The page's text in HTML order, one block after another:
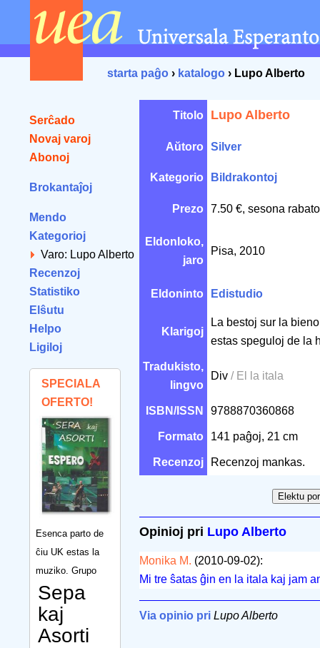
starta paĝo › katalogo › Lupo Alberto
Serĉado
Novaj varoj
Abonoj
Brokantaĵoj
Mendo
Kategorioj
Varo: Lupo Alberto
Recenzoj
Statistiko
Elŝutu
Helpo
Ligiloj
SPECIALA
OFERTO!
Esenca parto de
ĉiu UK estas la
muziko. Grupo
Sepa
kaj
Asorti
Titolo Lupo Alberto
Aŭtoro Silver
Kategorio Bildrakontoj
Prezo 7.50 €, sesona
Eldonloko,
jaro
Pisa, 2010
Eldoninto Edistudio
Klarigoj
La bestoj sur la
estas speguloj de la
Tradukisto,
lingvo
Div / El la itala
ISBN/ISSN 9788870360868
Formato 141 paĝoj, 21 cm
Recenzoj Recenzoj mankas.
Opinioj pri Lupo Alberto
Monika M. (2010-09-02):
Mi tre ŝatas ĝin en la itala kaj jam
Via opinio pri Lupo Alberto